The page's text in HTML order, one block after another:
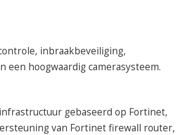
inbraakbeveiliging,
hoogwaardig camerasysteem.
gebaseerd op Fortinet,
van Fortinet firewall router,